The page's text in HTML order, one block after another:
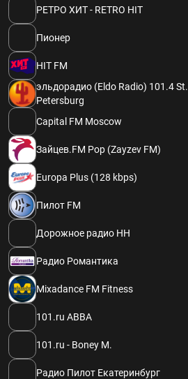
РЕТРО ХИТ - RETRO HIT
Пионер
HIT FM
эльдорадио (Eldo Radio) 101.4 St.
Petersburg
Capital FM Moscow
Зайцев.FM Pop (Zayzev FM)
Europa Plus (128 kbps)
Пилот FM
Дорожное радио НН
Радио Романтика
Mixadance FM Fitness
101.ru ABBA
101.ru - Boney M.
Радио Пилот Екатеринбург